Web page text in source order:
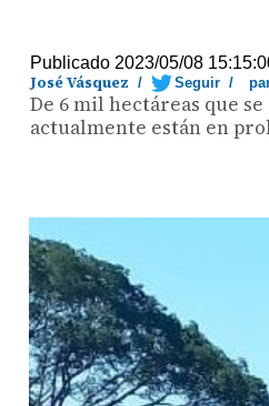
Publicado 2023/05/08
José Vásquez / Seguir /
De 6 mil hectáreas que
actualmente están en